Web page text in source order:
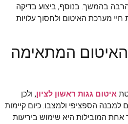
בהמשך. בנוסף, ביצוע בדיקה
מערכת האיטום ולחסוך עלויות
המתאימה
איטום גגות ראשון לציון, ולכן
הספציפי ולמצבו. כיום קיימות
המובילות היא שימוש ביריעות